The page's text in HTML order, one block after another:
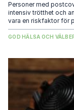
Personer med
intensiv trötthet och
vara en riskfaktor för
GOD HÄLSA OCH